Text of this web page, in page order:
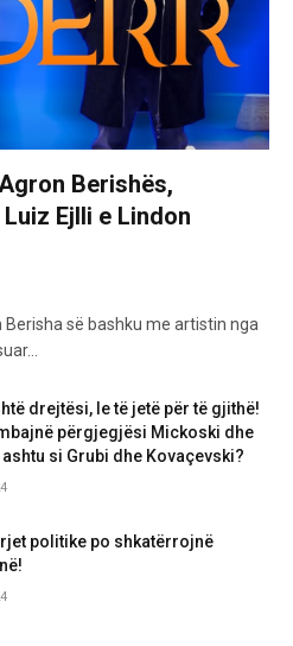
Berishës,
Ejlli e Lindon
Berisha së bashku me artistin nga
drejtësi, le të jetë për të gjithë!
përgjegjësi Mickoski dhe
si Grubi dhe Kovaçevski?
politike po shkatërrojnë